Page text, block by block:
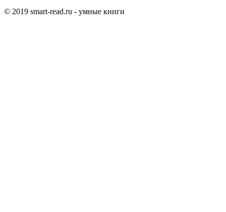
© 2019 smart-read.ru - умные книги